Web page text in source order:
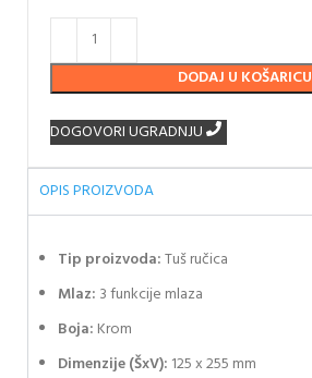
DODAJ U KOŠARICU
DOGOVORI UGRADNJU
OPIS PROIZVODA
Tip proizvoda:Tuš ručica
Mlaz: 3 funkcije mlaza
Boja: Krom
Dimenzije (ŠxV): 125 x 255 mm